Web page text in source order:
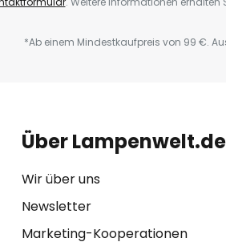
*Ab einem Mindestkaufpreis von 99 €.
Über Lampenwelt.de
Wir über uns
Newsletter
Marketing-Kooperationen